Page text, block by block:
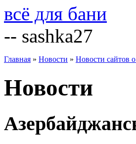
всё для бани
-- sashka27
Главная » Новости » Новости сайтов
Новости